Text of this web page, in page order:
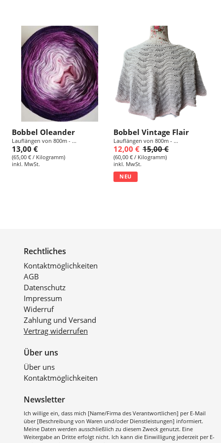
Bobbel Oleander
Lauflängen von 800m - ...
13,00 €
(65,00 € / Kilogramm)
inkl. MwSt.
Bobbel Vintage Flair
Lauflängen von 800m - ...
12,00 € 15,00 €
(60,00 € / Kilogramm)
inkl. MwSt.
NEU
Rechtliches
Kontaktmöglichkeiten
AGB
Datenschutz
Impressum
Widerruf
Zahlung und Versand
Vertrag widerrufen
Über uns
Über uns
Kontaktmöglichkeiten
Newsletter
Ich willige ein, dass mich [Name/Firma des Verantwortlichen] per E-Mail
über [Beschreibung von Waren und/oder Dienstleistungen] informiert.
Meine Daten werden ausschließlich zu diesem Zweck genutzt. Eine
Weitergabe an Dritte erfolgt nicht. Ich kann die Einwilligung jederzeit per E-